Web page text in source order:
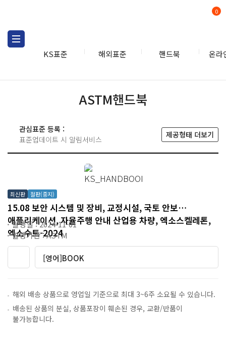
KS표준 해외표준 핸드북 온라
0
ASTM핸드북
관심표준 등록 :
표준업데이트 시 알림서비스
제공형태 더보기
최신판 절판(중지)
15.08 보안 시스템 및 장비, 교정시설, 국토 안보
애플리케이션, 자율주행 안내 산업용 차량, 엑소스켈레톤,
엑소수트-2024
발행일 : 2024-11-01
발행기관 : ASTM
[영어]BOOK
해외 배송 상품으로 영업일 기준으로 최대 3~6주 소요될 수 있습니다.
배송된 상품의 분실, 상품포장이 훼손된 경우, 교환/반품이
불가능합니다.